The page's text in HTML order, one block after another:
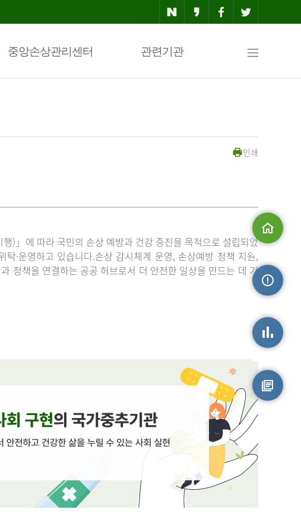
중앙손상관리센터 관련기관
맵
인쇄
)」에 따라 국민의 손상 예방과 건강 증진을 목적으로 설립되었
·운영하고 있습니다.손상 감시체계 운영, 손상예방 정책 지원,
정책을 연결하는 공공 허브로서 더 안전한 일상을 만드는 데 기
원시자료